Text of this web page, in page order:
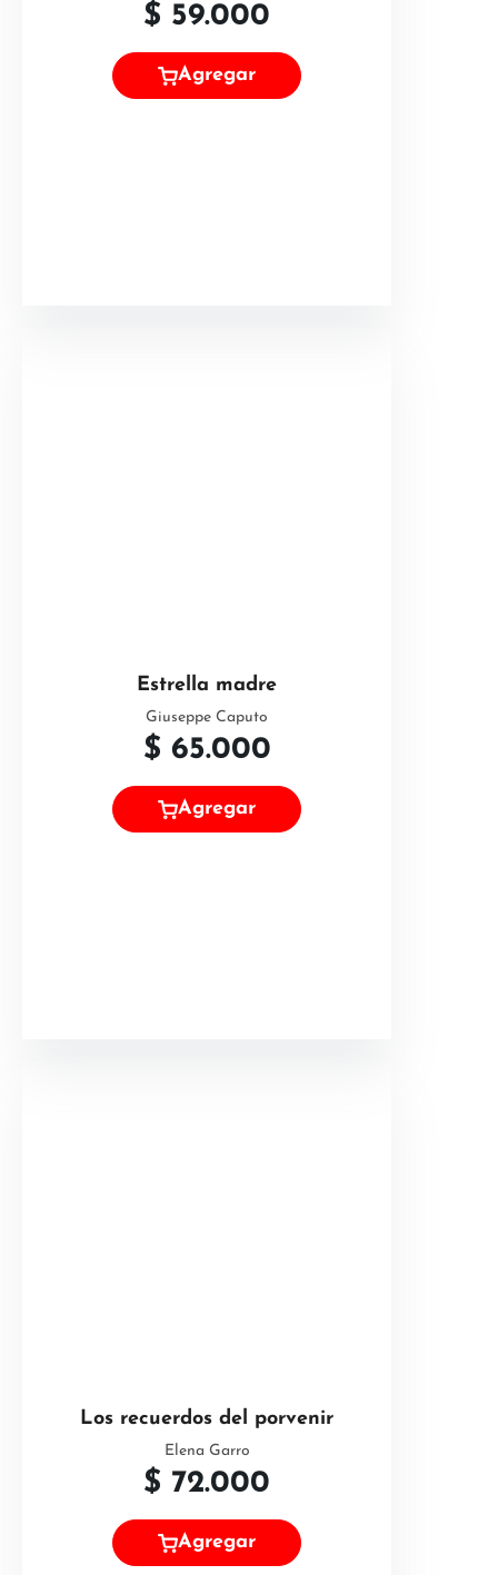
$ 59.000
Agregar
Estrella madre
Giuseppe Caputo
$ 65.000
Agregar
Los recuerdos del porvenir
Elena Garro
$ 72.000
Agregar